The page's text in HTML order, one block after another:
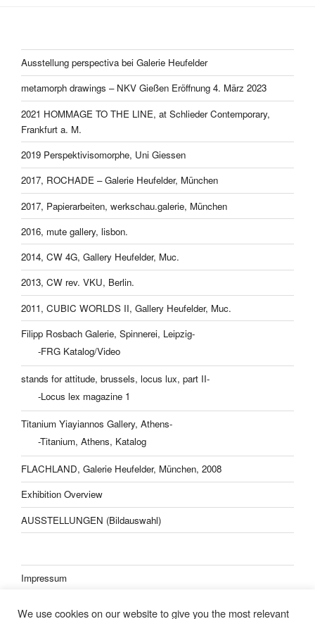
Ausstellung perspectiva bei Galerie Heufelder
metamorph drawings – NKV Gießen Eröffnung 4. März 2023
2021 HOMMAGE TO THE LINE, at Schlieder Contemporary,
Frankfurt a. M.
2019 Perspektivisomorphe, Uni Giessen
2017, ROCHADE – Galerie Heufelder, München
2017, Papierarbeiten, werkschau.galerie, München
2016, mute gallery, lisbon.
2014, CW 4G, Gallery Heufelder, Muc.
2013, CW rev. VKU, Berlin.
2011, CUBIC WORLDS II, Gallery Heufelder, Muc.
Filipp Rosbach Galerie, Spinnerei, Leipzig-
-FRG Katalog/Video
stands for attitude, brussels, locus lux, part II-
-Locus lex magazine 1
Titanium Yiayiannos Gallery, Athens-
-Titanium, Athens, Katalog
FLACHLAND, Galerie Heufelder, München, 2008
Exhibition Overview
AUSSTELLUNGEN (Bildauswahl)
Impressum
We use cookies on our website to give you the most relevant